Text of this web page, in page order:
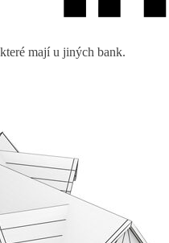
mají u jiných bank.